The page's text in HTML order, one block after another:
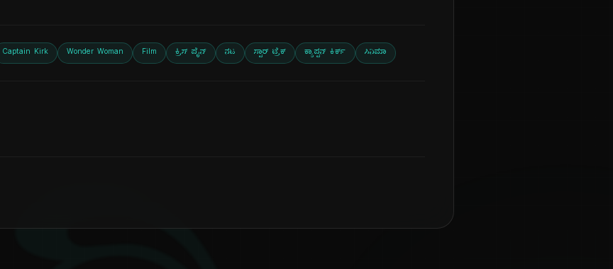
Captain Kirk Wonder Woman Film ಕ್ರಿಸ್ ಪೈನ್ ನಟ ಸ್ಟಾರ್ ಟ್ರೆಕ್ ಕ್ಯಾಪ್ಟನ್ ಕಿರ್ಕ್ ಸಿನಿಮಾ